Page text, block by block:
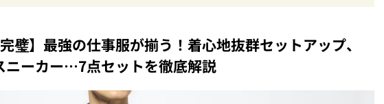
】最強の仕事服が揃う！着心地抜群セットアップ、
ニーカー…7点セットを徹底解説